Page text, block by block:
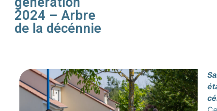
2024 – Arbre
de la décénnie